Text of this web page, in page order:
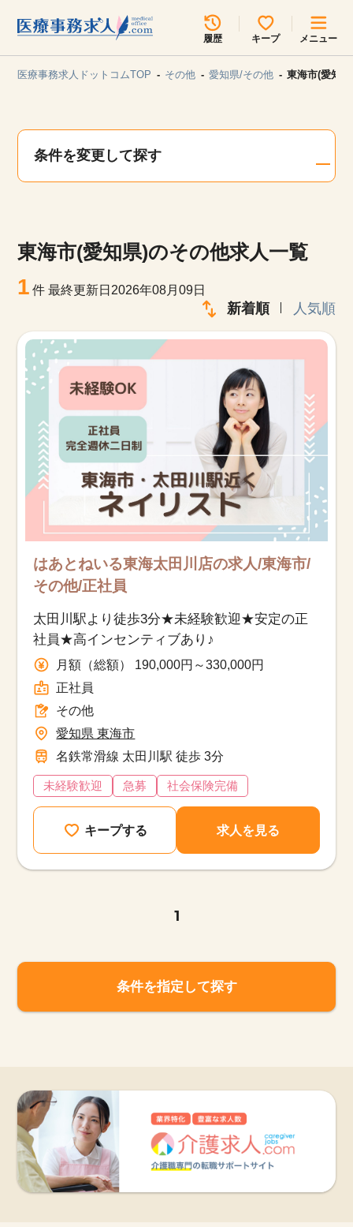
履歴 キープ メニュー
見学会・イベント情報
よくあるご質問
お知らせ
医療事務求人ドットコムとは
サイトの使い方
就職サポート
人材をお探しの医療機関・企業様
運営会社
医療事務求人ドットコムTOP その他 愛知県/その他 東海市(愛知
条件を変更して探す
東海市(愛知県)のその他求人一覧
1 件最終更新日2026年08月09日
新着順 人気順
はあとねいる東海太田川店の求人/東海市/
その他/正社員
太田川駅より徒歩3分★未経験歓迎★安定の正
社員★高インセンティブあり♪
月額（総額） 190,000円～330,000円
正社員
その他
愛知県 東海市
名鉄常滑線 太田川駅 徒歩 3分
未経験歓迎 急募 社会保険完備
キープする 求人を見る
1
条件を指定して探す
所在地のエリアを選択してください
各支店担当よりご連絡させていただきます。
関東
甲信越・北陸 中国・四国